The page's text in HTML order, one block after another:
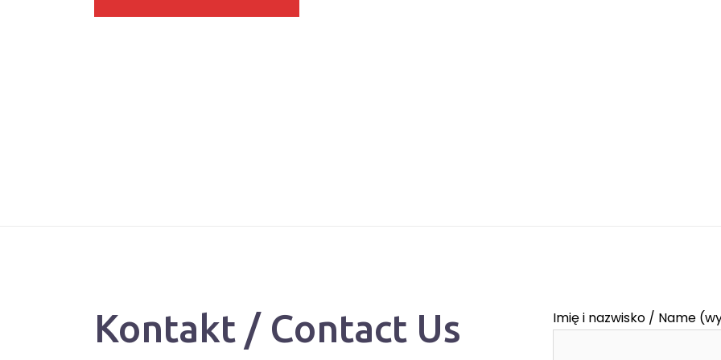
Kontakt / Contact Us Imię i nazwisko / Name